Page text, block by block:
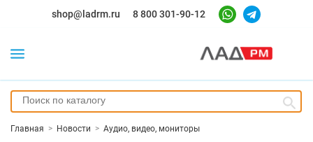
shop@ladrm.ru 8 800 301-90-12
Главная > Новости > Аудио, видео, мониторы